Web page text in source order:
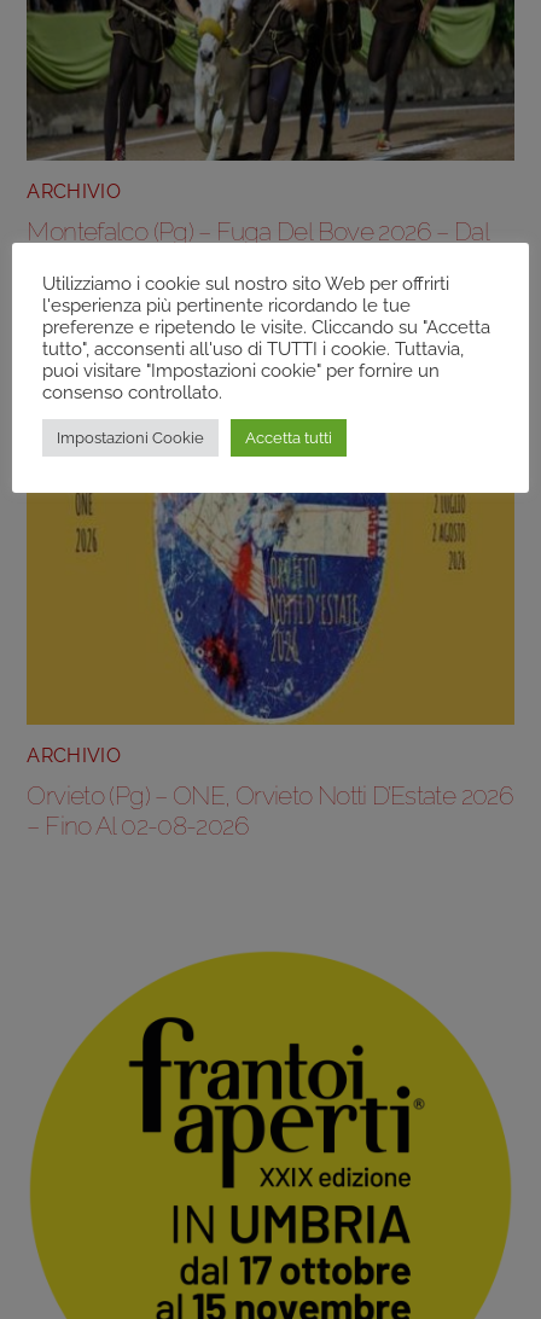
ARCHIVIO
Montefalco (Pg) – Fuga Del Bove 2026 – Dal
ARCHIVIO
Orvieto (Pg) – ONE, Orvieto Notti D’Estate 2026
– Fino Al 02-08-2026
Utilizziamo i cookie sul nostro sito Web per offrirti
l'esperienza più pertinente ricordando le tue
preferenze e ripetendo le visite. Cliccando su "Accetta
tutto", acconsenti all'uso di TUTTI i cookie. Tuttavia,
puoi visitare "Impostazioni cookie" per fornire un
consenso controllato.
Impostazioni Cookie Accetta tutti